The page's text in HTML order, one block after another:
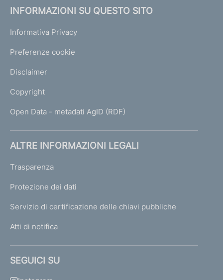
INFORMAZIONI SU QUESTO SITO
Informativa Privacy
Preferenze cookie
Disclaimer
Copyright
Open Data - metadati AgID (RDF)
ALTRE INFORMAZIONI LEGALI
Trasparenza
Protezione dei dati
Servizio di certificazione delle chiavi pubbliche
Atti di notifica
SEGUICI SU